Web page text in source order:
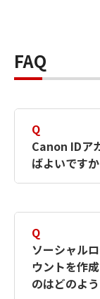
FAQ
Q
Canon IDア
ばよいですか
す。詳し
何ですか
ださい。
Q
ソーシャル
ウントを作
のはどのよ